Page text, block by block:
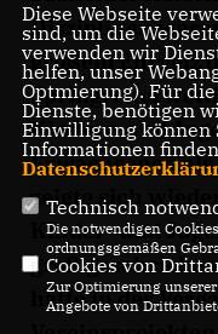
Disziplinen
großem Ehrgeiz
Kindern und
Erwachsenen als
zeigte sich
Kinder- und
groß
hatte in der
Diese Webseite
sind, um die
verwenden wir
helfen, unser
Optmierung). Für
Dienste, benötigen
Einwilligung können
Informationen
Technisch
Die notwendigen
ordnungsgemäßen
Cookies von
Zur Optimierung
Angebote von